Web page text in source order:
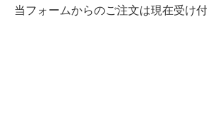
当フォームからのご注文は現在受け